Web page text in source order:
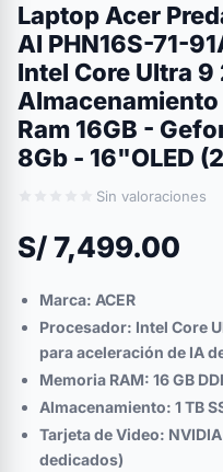
Laptop Acer
AI PHN16S-71-
Intel Core Ultra 9
Almacenamiento
Ram 16GB -
8Gb - 16"OLED
Sin valoraciones
S/ 7,499.00
Marca: ACER
Procesador: Intel Core
para aceleración de IA
Memoria RAM: 16 GB
Almacenamiento: 1 TB
Tarjeta de Video:
dedicados)